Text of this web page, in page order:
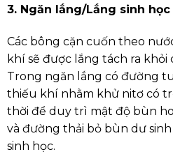
3. Ngăn lắng/Lắng sinh học
Các bông cặn cuốn theo
khí sẽ được lắng tách ra khỏi
Trong ngăn lắng có đường
thiếu khí nhằm khử nitơ có
thời để duy trì mật độ bùn
và đường thải bỏ bùn dư
sinh học.